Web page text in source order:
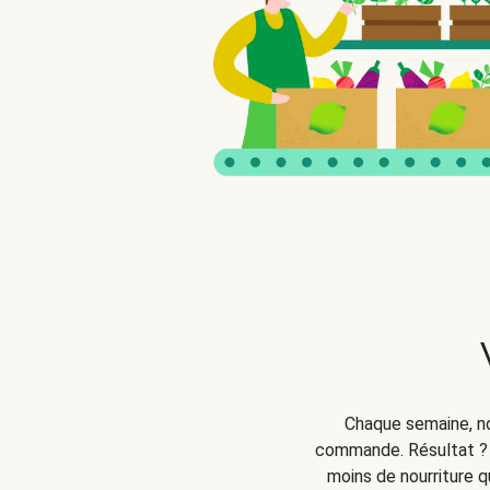
Chaque semaine,
commande. Résultat
moins de nourriture